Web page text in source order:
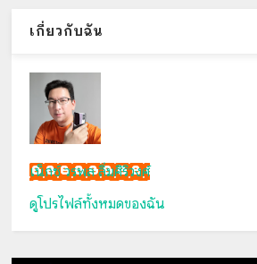
เกี่ยวกับฉัน
เน็กซ์ วรพล ลิ่มศิริวงศ์
ดูโปรไฟล์ทั้งหมดของฉัน